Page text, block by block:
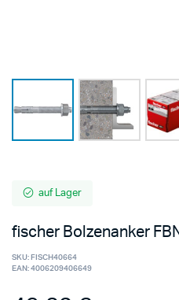
auf Lager
fischer Bolzenanker
SKU: FISCH40664
EAN:4006209406649